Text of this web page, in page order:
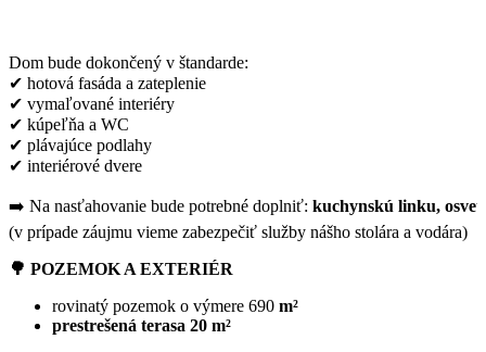
Dom bude dokončený v štandarde:
✔ hotová fasáda a zateplenie
✔ vymaľované interiéry
✔ kúpeľňa a WC
✔ plávajúce podlahy
✔ interiérové dvere
➡️ Na nasťahovanie bude potrebné doplniť: kuchynskú linku,
(v prípade záujmu vieme zabezpečiť služby nášho stolára a vodára)
🌳 POZEMOK A EXTERIÉR
rovinatý pozemok o výmere 690 m²
prestrešená terasa 20 m²